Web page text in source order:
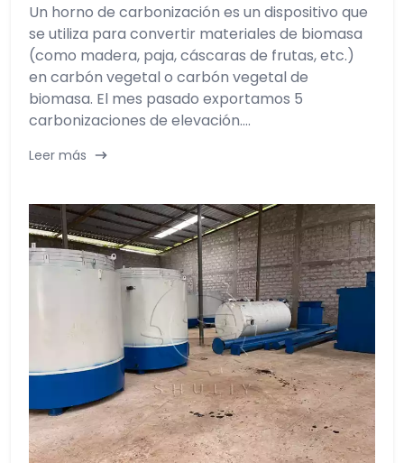
Un horno de carbonización es un dispositivo que
se utiliza para convertir materiales de biomasa
(como madera, paja, cáscaras de frutas, etc.)
en carbón vegetal o carbón vegetal de
biomasa. El mes pasado exportamos 5
carbonizaciones de elevación....
Leer más